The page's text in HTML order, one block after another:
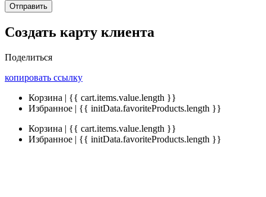
Отправить
Создать карту клиента
Поделиться
копировать ссылку
Корзина | {{ cart.items.value.length }}
Избранное | {{ initData.favoriteProducts.length }}
Корзина | {{ cart.items.value.length }}
Избранное | {{ initData.favoriteProducts.length }}